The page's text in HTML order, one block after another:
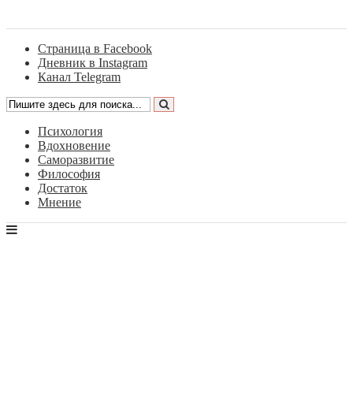
Страница в Facebook
Дневник в Instagram
Канал Telegram
Психология
Вдохновение
Саморазвитие
Философия
Достаток
Мнение